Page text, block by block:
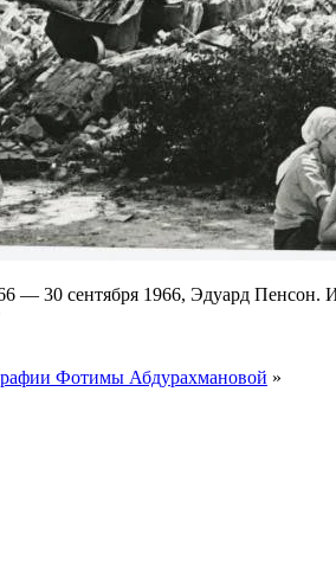
— 30 сентября 1966, Эдуард
Фотимы Абдурахмановой »